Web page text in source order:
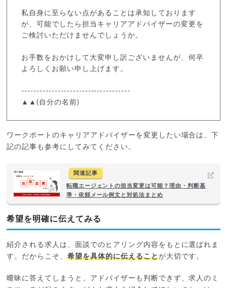
私自身に至らない点があることは承知しております
が、可能でしたら担当キャリアアドバイザーの変更を
ご検討いただけませんでしょうか。
お手数をおかけして大変申し訳ございませんが、何卒
よろしくお願い申し上げます。
------------------------------------
▲▲(自分の名前)
ワークポートのキャリアアドバイザーを変更したい場合は、下
記の記事も参考にしてみてください。
関連記事
転職エージェントの担当変更は可能？理由・判断基
準・依頼メール例文と対処法まとめ
希望を明確に伝えてみる
紹介される求人は、面談でのヒアリング内容をもとに選ばれま
す。だからこそ、希望を具体的に伝えることが大切です。
曖昧に答えてしまうと、アドバイザーも判断できず、求人のミ